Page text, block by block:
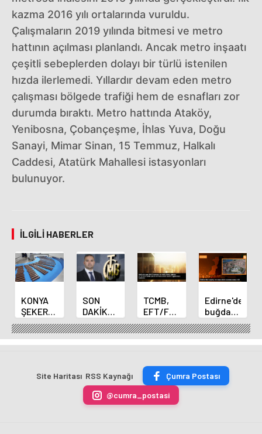
kazma 2016 yılı ortalarında vuruldu.
Çalışmaların 2019 yılında bitmesi ve metro
hattının açılması planlandı. Ancak metro inşaatı
çeşitli sebeplerden dolayı bir türlü istenilen
hızda ilerlemedi. Yıllardır devam eden metro
çalışması bölgede trafiği hem de esnafları zor
durumda bıraktı. Metro hattında Ataköy,
Yenibosna, Çobançeşme, İhlas Yuva, Doğu
Sanayi, Mimar Sinan, 15 Temmuz, Halkalı
Caddesi, Atatürk Mahallesi istasyonları
bulunuyor.
İLGILI HABERLER
KONYA
ŞEKER
YILLIK 7
BİN 500
TON
ÜRETİLECEK
SON
DAKİKA
HABERİ:
Yeni
Merkez
Fatih
Karahan
oldu
TCMB,
EFT/FAST
işlemleri
için
fazla
uygulamasını
kaldırdı
Edirne'de
buğday
ve arpa
ekim
sezonu
erdi
Site Haritası RSS Kaynağı
Çumra Postası
@cumra_postasi